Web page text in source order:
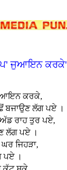
ਜੁਆਇਨ ਕਰਕੇ'
ਕਰਕੇ,
ਬਜਾਉਣ ਲੱਗ ਪਏ ।
ਰਾਹ ਤੁਰ ਪਏ,
ਲੱਗ ਪਏ ।
ਜਿਹੜਾ,
ਪਏ ।